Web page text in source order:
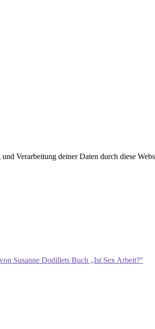
Verarbeitung deiner Daten durch diese
Susanne Dodillets Buch „Ist Sex Arbeit?“